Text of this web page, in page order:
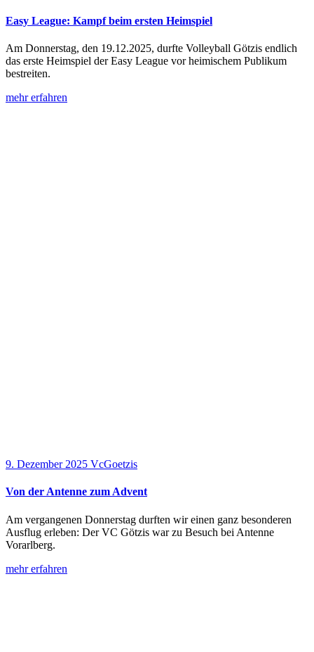
Easy League: Kampf beim ersten Heimspiel
Am Donnerstag, den 19.12.2025, durfte Volleyball Götzis endlich
das erste Heimspiel der Easy League vor heimischem Publikum
bestreiten.
mehr erfahren
9. Dezember 2025 VcGoetzis
Von der Antenne zum Advent
Am vergangenen Donnerstag durften wir einen ganz besonderen
Ausflug erleben: Der VC Götzis war zu Besuch bei Antenne
Vorarlberg.
mehr erfahren